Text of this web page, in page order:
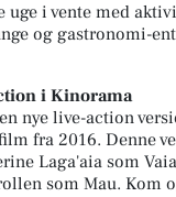
uge i vente med
og gastronomi-
i Kinorama
nye live-action
fra 2016. Denne
Laga'aia som
som Mau. Kom